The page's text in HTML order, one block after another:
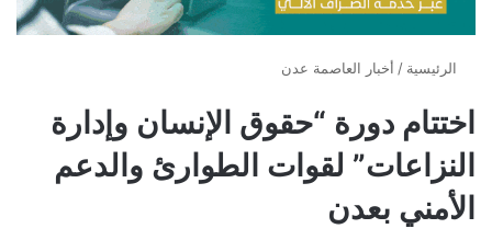
الرئيسية / أخبار العاصمة عدن
اختتام دورة “حقوق الإنسان وإدارة
النزاعات” لقوات الطوارئ والدعم
الأمني بعدن